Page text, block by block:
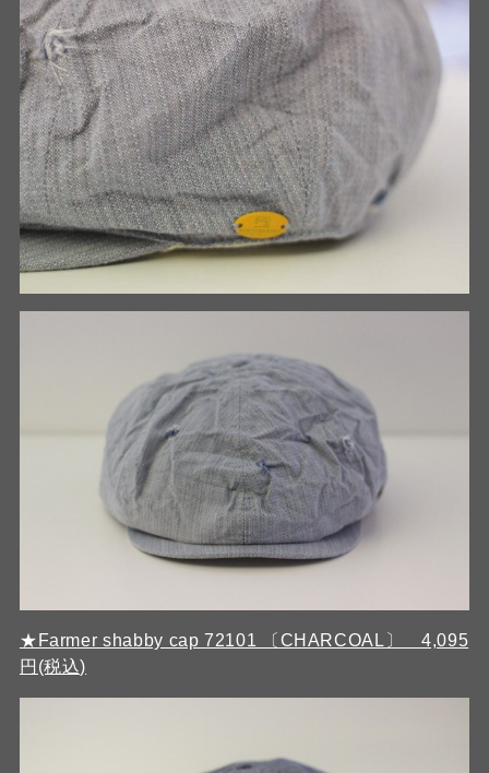
★Farmer shabby cap 72101 〔CHARCOAL〕 4,095
円(税込)